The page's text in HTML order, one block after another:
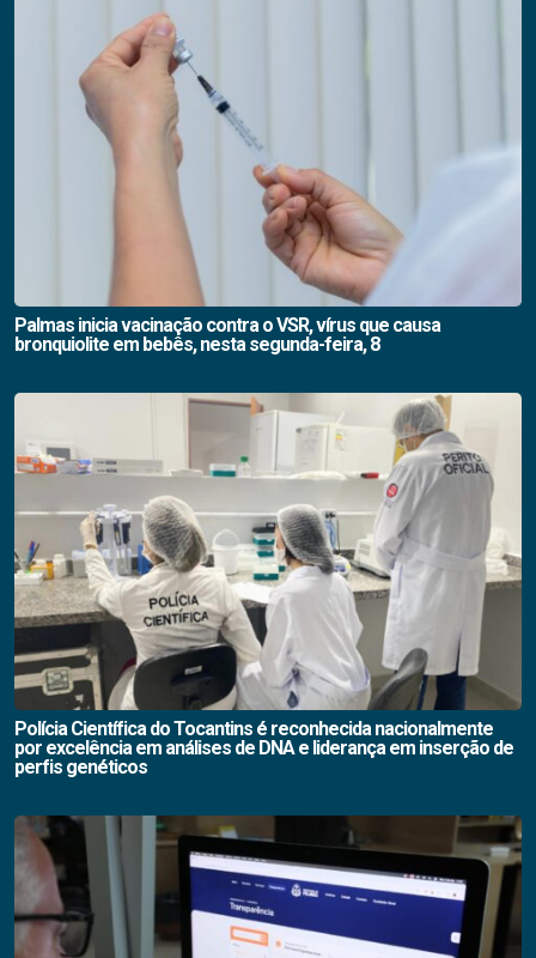
Palmas inicia vacinação contra o VSR, vírus que causa
bronquiolite em bebês, nesta segunda-feira, 8
Polícia Científica do Tocantins é reconhecida nacionalmente
por excelência em análises de DNA e liderança em inserção de
perfis genéticos